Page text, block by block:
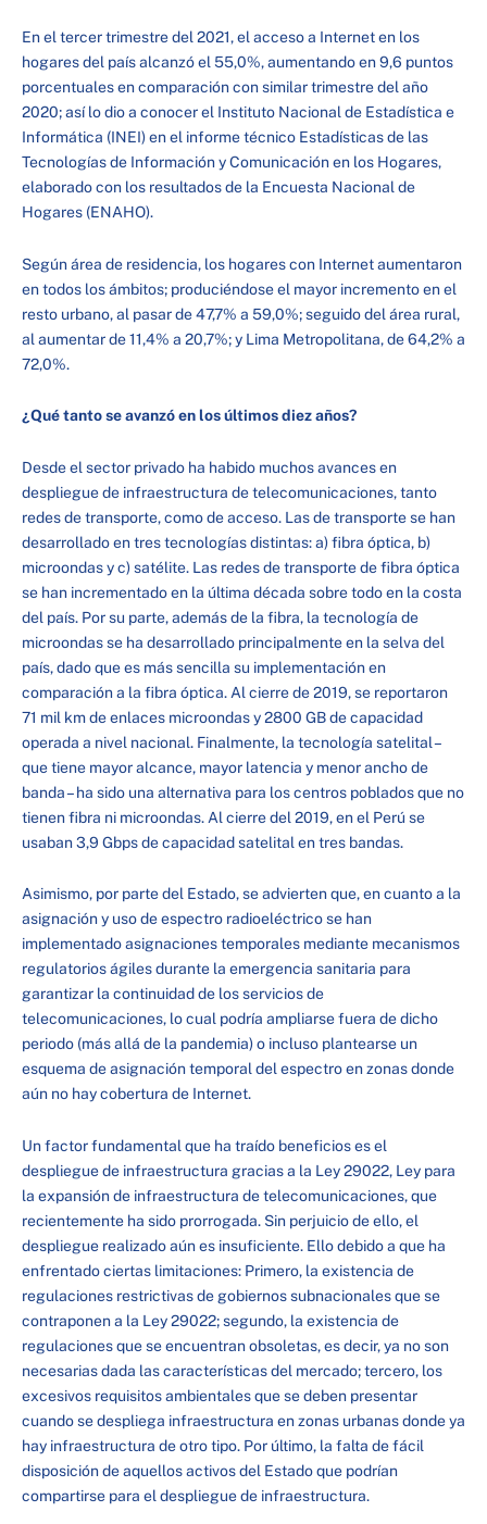
En el tercer trimestre del 2021, el acceso a Internet en los
hogares del país alcanzó el 55,0%, aumentando en 9,6 puntos
porcentuales en comparación con similar trimestre del año
2020; así lo dio a conocer el Instituto Nacional de Estadística e
Informática (INEI) en el informe técnico Estadísticas de las
Tecnologías de Información y Comunicación en los Hogares,
elaborado con los resultados de la Encuesta Nacional de
Hogares (ENAHO).
Según área de residencia, los hogares con Internet aumentaron
en todos los ámbitos; produciéndose el mayor incremento en el
resto urbano, al pasar de 47,7% a 59,0%; seguido del área rural,
al aumentar de 11,4% a 20,7%; y Lima Metropolitana, de 64,2% a
72,0%.
¿Qué tanto se avanzó en los últimos diez años?
Desde el sector privado ha habido muchos avances en
despliegue de infraestructura de telecomunicaciones, tanto
redes de transporte, como de acceso. Las de transporte se han
desarrollado en tres tecnologías distintas: a) fibra óptica, b)
microondas y c) satélite. Las redes de transporte de fibra óptica
se han incrementado en la última década sobre todo en la costa
del país. Por su parte, además de la fibra, la tecnología de
microondas se ha desarrollado principalmente en la selva del
país, dado que es más sencilla su implementación en
comparación a la fibra óptica. Al cierre de 2019, se reportaron
71 mil km de enlaces microondas y 2800 GB de capacidad
operada a nivel nacional. Finalmente, la tecnología satelital –
que tiene mayor alcance, mayor latencia y menor ancho de
banda – ha sido una alternativa para los centros poblados que no
tienen fibra ni microondas. Al cierre del 2019, en el Perú se
usaban 3,9 Gbps de capacidad satelital en tres bandas.
Asimismo, por parte del Estado, se advierten que, en cuanto a la
asignación y uso de espectro radioeléctrico se han
implementado asignaciones temporales mediante mecanismos
regulatorios ágiles durante la emergencia sanitaria para
garantizar la continuidad de los servicios de
telecomunicaciones, lo cual podría ampliarse fuera de dicho
periodo (más allá de la pandemia) o incluso plantearse un
esquema de asignación temporal del espectro en zonas donde
aún no hay cobertura de Internet.
Un factor fundamental que ha traído beneficios es el
despliegue de infraestructura gracias a la Ley 29022, Ley para
la expansión de infraestructura de telecomunicaciones, que
recientemente ha sido prorrogada. Sin perjuicio de ello, el
despliegue realizado aún es insuficiente. Ello debido a que ha
enfrentado ciertas limitaciones: Primero, la existencia de
regulaciones restrictivas de gobiernos subnacionales que se
contraponen a la Ley 29022; segundo, la existencia de
regulaciones que se encuentran obsoletas, es decir, ya no son
necesarias dada las características del mercado; tercero, los
excesivos requisitos ambientales que se deben presentar
cuando se despliega infraestructura en zonas urbanas donde ya
hay infraestructura de otro tipo. Por último, la falta de fácil
disposición de aquellos activos del Estado que podrían
compartirse para el despliegue de infraestructura.